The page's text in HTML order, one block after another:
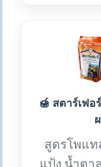
🍯 สตาร์เฟอ
สูตรโพแท
แป้ง น้ำตา